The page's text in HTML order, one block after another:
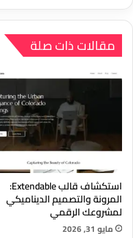
في
مقالات ذات صلة
استكشاف قالب Extendable:
المرونة والتصميم الديناميكي
لمشروعك الرقمي
مايو 31, 2026